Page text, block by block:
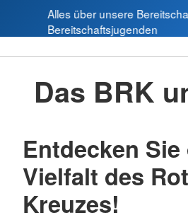
Alles über unsere
Bereitschaftsjugenden
Das BRK
Entdecken Sie
Vielfalt des
Kreuzes!